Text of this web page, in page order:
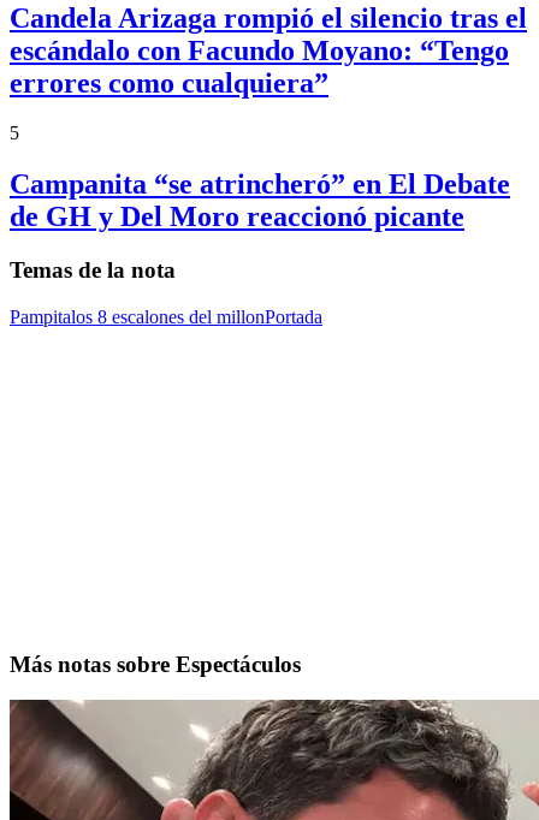
Candela Arizaga rompió el silencio tras el
escándalo con Facundo Moyano: “Tengo
errores como cualquiera”
5
Campanita “se atrincheró” en El Debate
de GH y Del Moro reaccionó picante
Temas de la nota
Pampitalos 8 escalones del millonPortada
Más notas sobre Espectáculos